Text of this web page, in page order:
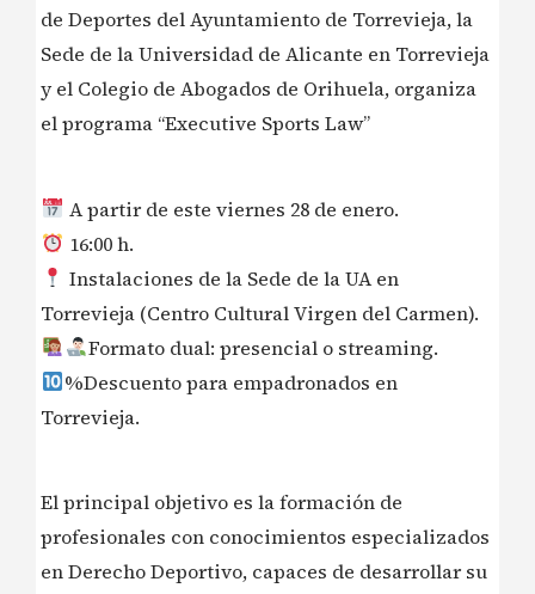
de Deportes del Ayuntamiento de Torrevieja, la
Sede de la Universidad de Alicante en Torrevieja
y el Colegio de Abogados de Orihuela, organiza
el programa “Executive Sports Law”
A partir de este viernes 28 de enero.
16:00 h.
Instalaciones de la Sede de la UA en
Torrevieja (Centro Cultural Virgen del Carmen).
Formato dual: presencial o streaming.
%Descuento para empadronados en
Torrevieja.
El principal objetivo es la formación de
profesionales con conocimientos especializados
en Derecho Deportivo, capaces de desarrollar su